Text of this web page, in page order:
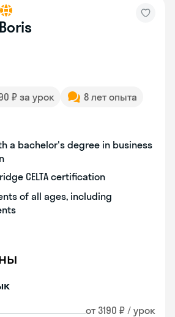
Boris
₽ за урок
8 лет опыта
a bachelor's degree in business
CELTA certification
of all ages, including
от 3190 ₽ / урок